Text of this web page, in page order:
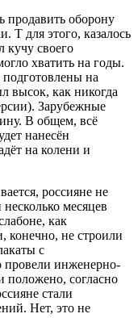
продавить оборону
для этого, казалось
кучу своего
хватить на годы.
на
высок, как никогда
Зарубежные
В общем, всё
нанесён
на колени и
россияне не
месяцев
как
не строили
с
провели инженерно-
положено, согласно
стали
Нет, это не